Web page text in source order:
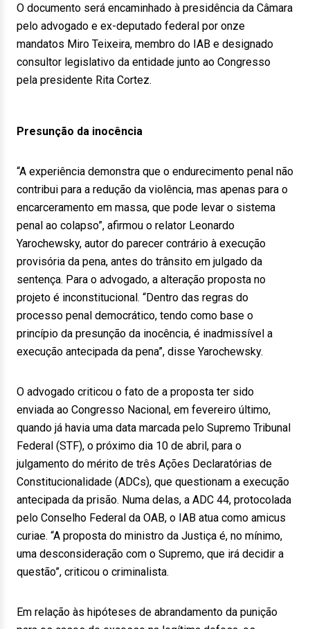
O documento será encaminhado à presidência da Câmara
pelo advogado e ex-deputado federal por onze
mandatos Miro Teixeira, membro do IAB e designado
consultor legislativo da entidade junto ao Congresso
pela presidente Rita Cortez.
Presunção da inocência
“A experiência demonstra que o endurecimento penal não
contribui para a redução da violência, mas apenas para o
encarceramento em massa, que pode levar o sistema
penal ao colapso”, afirmou o relator Leonardo
Yarochewsky, autor do parecer contrário à execução
provisória da pena, antes do trânsito em julgado da
sentença. Para o advogado, a alteração proposta no
projeto é inconstitucional. “Dentro das regras do
processo penal democrático, tendo como base o
princípio da presunção da inocência, é inadmissível a
execução antecipada da pena”, disse Yarochewsky.
O advogado criticou o fato de a proposta ter sido
enviada ao Congresso Nacional, em fevereiro último,
quando já havia uma data marcada pelo Supremo Tribunal
Federal (STF), o próximo dia 10 de abril, para o
julgamento do mérito de três Ações Declaratórias de
Constitucionalidade (ADCs), que questionam a execução
antecipada da prisão. Numa delas, a ADC 44, protocolada
pelo Conselho Federal da OAB, o IAB atua como amicus
curiae. “A proposta do ministro da Justiça é, no mínimo,
uma desconsideração com o Supremo, que irá decidir a
questão”, criticou o criminalista.
Em relação às hipóteses de abrandamento da punição